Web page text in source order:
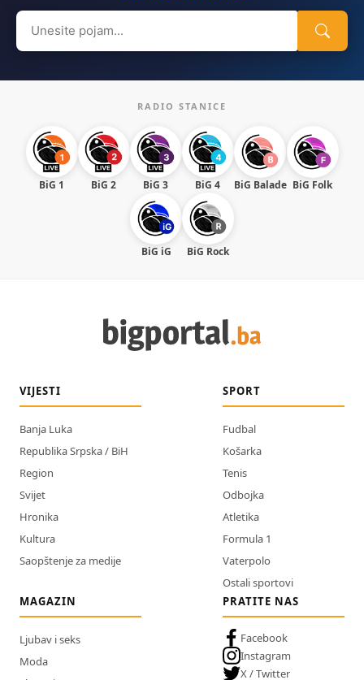
Search
for:
RADIO STANICE
BiG 1 BiG 2 BiG 3 BiG 4 BiG Balade BiG Folk
BiG iG BiG Rock
VIJESTI
Banja Luka
Republika Srpska / BiH
Region
Svijet
Hronika
Kultura
Saopštenje za medije
SPORT
Fudbal
Košarka
Tenis
Odbojka
Atletika
Formula 1
Vaterpolo
Ostali sportovi
MAGAZIN
Ljubav i seks
Moda
PRATITE NAS
Facebook
Instagram
X / Twitter